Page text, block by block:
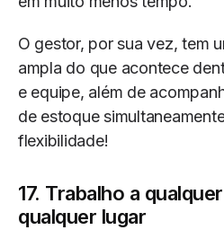
O gestor, por sua vez, tem
ampla do que acontece
e equipe, além de
de estoque
flexibilidade!
17. Trabalho a
qualquer lugar